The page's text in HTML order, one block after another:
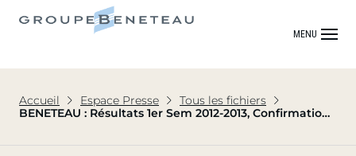
MENU
Accueil Espace Presse
Tous les fichiers
BENETEAU : Résultats 1er Sem 2012-2013, Confirmation